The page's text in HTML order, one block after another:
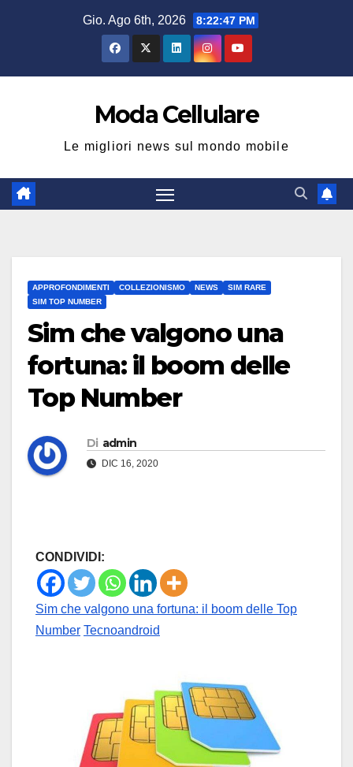
Gio. Ago 6th, 2026 8:22:47 PM
Moda Cellulare
Le migliori news sul mondo mobile
APPROFONDIMENTI COLLEZIONISMO NEWS
SIM RARE
SIM TOP NUMBER
Sim che valgono una
fortuna: il boom delle
Top Number
Di admin
DIC 16, 2020
CONDIVIDI:
Sim che valgono una fortuna: il boom delle Top
Number Tecnoandroid